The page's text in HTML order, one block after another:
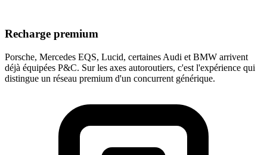
Recharge premium
Porsche, Mercedes EQS, Lucid, certaines Audi et BMW arrivent
déjà équipées P&C. Sur les axes autoroutiers, c'est l'expérience qui
distingue un réseau premium d'un concurrent générique.